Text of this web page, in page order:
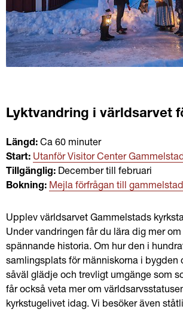
Lyktvandring i världsarvet
Längd: Ca 60 minuter
Start: Utanför Visitor Center
Tillgänglig: December till februari
Bokning: Mejla förfrågan till
Upplev världsarvet Gammelstads
Under vandringen får du lära dig mer
spännande historia. Om hur den i
samlingsplats för människorna i bygden
såväl glädje och trevligt umgänge som
får också veta mer om
kyrkstugelivet idag. Vi besöker även